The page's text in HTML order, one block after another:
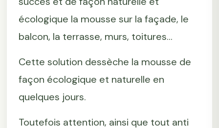
écologique la mousse sur la façade, le
balcon, la terrasse, murs, toitures...
Cette solution dessèche la mousse de
façon écologique et naturelle en
quelques jours.
Toutefois attention, ainsi que tout anti